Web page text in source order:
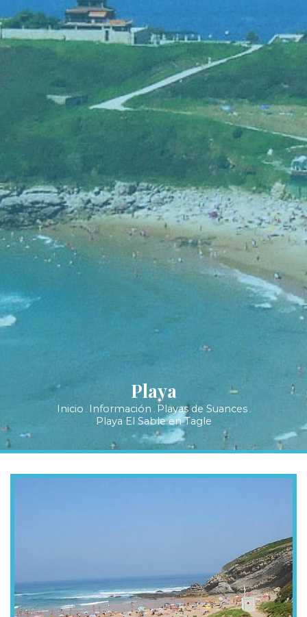
Playa
Inicio . Información . Playas de Suances.
Playa El Sable en Tagle